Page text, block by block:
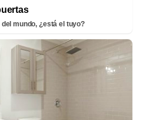
mundo, ¿está el tuyo?